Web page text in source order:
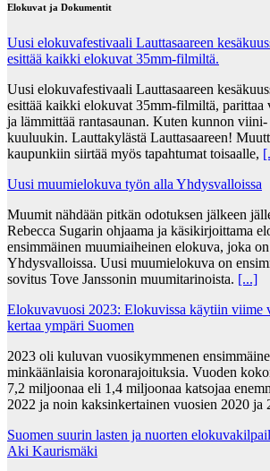
Elokuvat ja Dokumentit
Uusi elokuvafestivaali Lauttasaareen
esittää kaikki elokuvat 35mm-filmiltä.
Uusi elokuvafestivaali Lauttasaareen
esittää kaikki elokuvat 35mm-filmiltä,
ja lämmittää rantasaunan. Kuten kunnon
kuuluukin. Lauttakylästä Lauttasaareen!
kaupunkiin siirtää myös tapahtumat toisaalle,
Uusi muumielokuva työn alla Yhdysvalloissa
Muumit nähdään pitkän odotuksen jälkeen
Rebecca Sugarin ohjaama ja käsikirjoittama
ensimmäinen muumiaiheinen elokuva, joka
Yhdysvalloissa. Uusi muumielokuva on
sovitus Tove Janssonin muumitarinoista. [...]
Elokuvavuosi 2023: Elokuvissa käytiin viime
kertaa ympäri Suomen
2023 oli kuluvan vuosikymmenen
minkäänlaisia koronarajoituksia. Vuoden
7,2 miljoonaa eli 1,4 miljoonaa katsojaa
2022 ja noin kaksinkertainen vuosien 2020 ja
Suomen suurin lasten ja nuorten
Aki Kaurismäki